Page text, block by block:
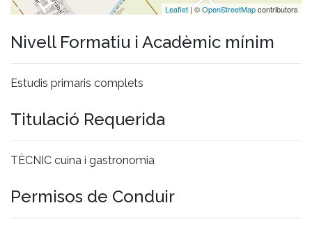
Leaflet | ©OpenStreetMapcontributors
Nivell Formatiu i Acadèmic mínim
Estudis primaris complets
Titulació Requerida
TÈCNIC cuina i gastronomia
Permisos de Conduir